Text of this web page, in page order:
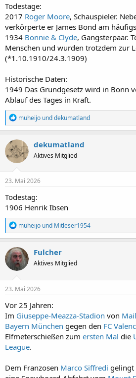
Todestage:
2017 Roger Moore, Schauspieler.
verkörperte er James Bond am
1934 Bonnie & Clyde, Gangsterpaar.
Menschen und wurden trotzdem zur
(*1.10.1910/24.3.1909)
Historische Daten:
1949 Das Grundgesetz wird in Bonn
Ablauf des Tages in Kraft.
R
e
a
k
t
i
o
n
e
:
muheijo unddekumatland
dekumatland
Aktives Mitglied
23. Mai 2026
Todestag:
1906 Henrik Ibsen
R
e
a
k
t
i
o
n
e
muheijo und Mitleser1954
Fulcher
Aktives Mitglied
23. Mai 2026
Vor 25 Jahren:
Im Giuseppe-Meazza-Stadion von
Bayern München gegen den FC
Elfmeterschießen zum ersten Mal die
League.
Dem Franzosen Marco Siffredi gelingt